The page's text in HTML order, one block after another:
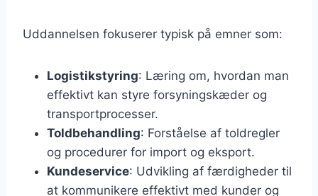
Uddannelsen fokuserer typisk på emner som:
Logistikstyring: Læring om, hvordan man
effektivt kan styre forsyningskæder og
transportprocesser.
Toldbehandling: Forståelse af toldregler
og procedurer for import og eksport.
Kundeservice: Udvikling af færdigheder til
at kommunikere effektivt med kunder og